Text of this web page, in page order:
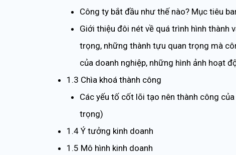
Công ty bắt đầu như thế nào? Mục tiêu
Giới thiệu đôi nét về quá trình hình thành
trọng, những thành tựu quan trọng mà
của doanh nghiệp, những hình ảnh hoạt
1.3 Chìa khoá thành công
Các yếu tố cốt lõi tạo nên thành công
trọng)
1.4 Ý tưởng kinh doanh
1.5 Mô hình kinh doanh